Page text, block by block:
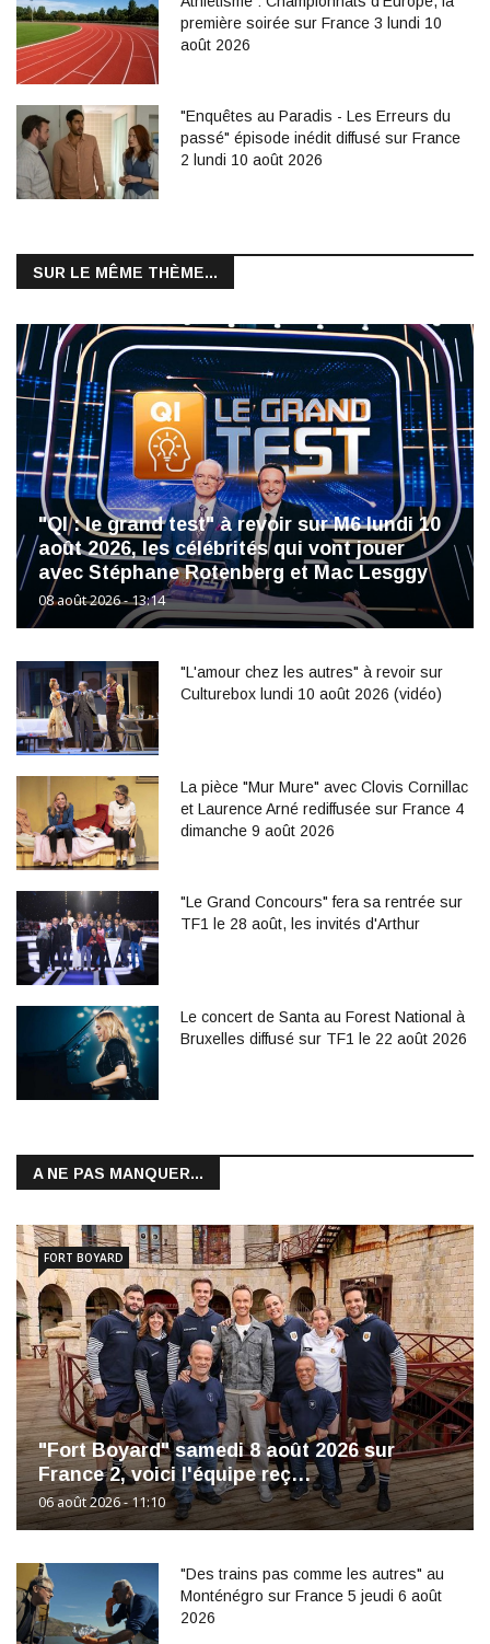
première soirée sur France 3 lundi 10
août 2026
"Enquêtes au Paradis - Les Erreurs du
passé" épisode inédit diffusé sur France
2 lundi 10 août 2026
SUR LE MÊME THÈME...
"QI : le grand test" à revoir sur M6 lundi 10
août 2026, les célébrités qui vont jouer
avec Stéphane Rotenberg et Mac Lesggy
08 août 2026 - 13:14
"L'amour chez les autres" à revoir sur
Culturebox lundi 10 août 2026 (vidéo)
La pièce "Mur Mure" avec Clovis Cornillac
et Laurence Arné rediffusée sur France 4
dimanche 9 août 2026
"Le Grand Concours" fera sa rentrée sur
TF1 le 28 août, les invités d'Arthur
Le concert de Santa au Forest National à
Bruxelles diffusé sur TF1 le 22 août 2026
A NE PAS MANQUER...
"Fort Boyard" samedi 8 août 2026 sur
France 2, voici l'équipe reç…
06 août 2026 - 11:10
FORT BOYARD
"Des trains pas comme les autres" au
Monténégro sur France 5 jeudi 6 août
2026